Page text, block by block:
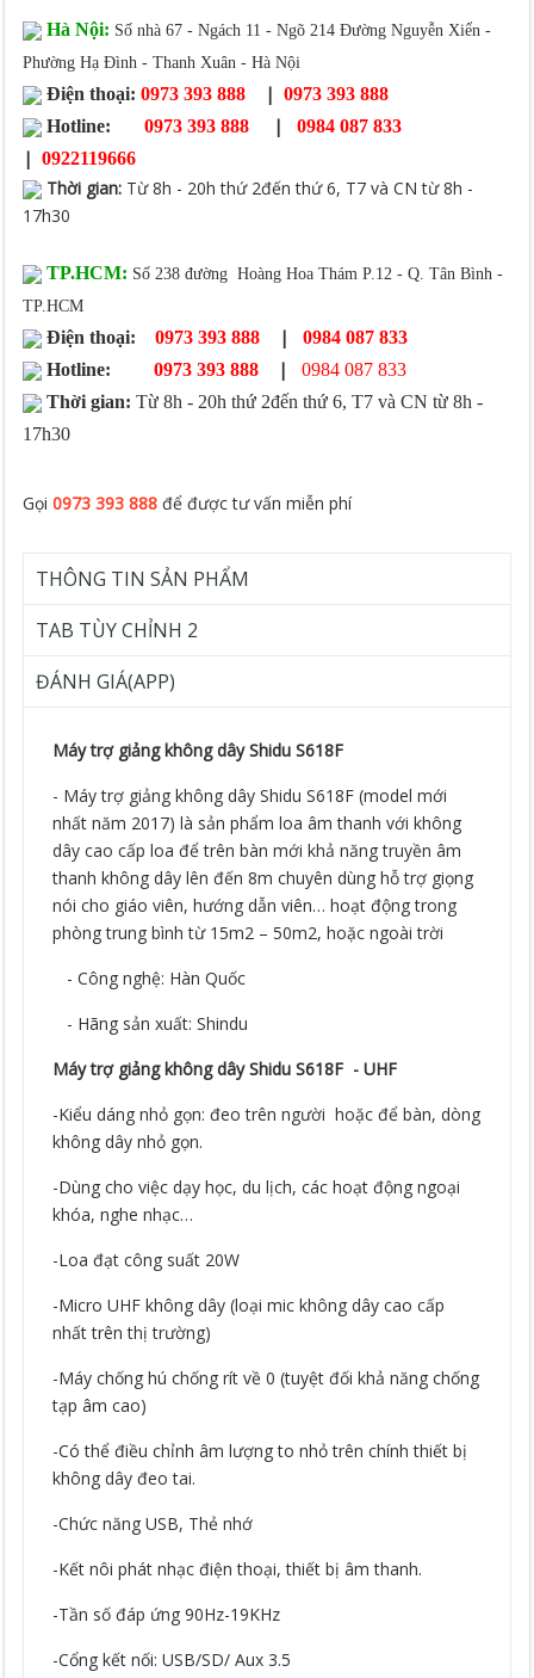
Hà Nội: Số nhà 67 - Ngách 11 - Ngõ 214 Đường Nguyễn Xiển -
Phường Hạ Đình - Thanh Xuân - Hà Nội
Điện thoại: 0973 393 888 |
0973 393 888
Hotline:
0973 393 888 | 0984 087 833
| 0922119666
Thời gian: Từ 8h - 20h thứ 2đến thứ 6, T7 và CN từ 8h -
17h30
TP.HCM: Số 238 đường Hoàng Hoa Thám P.12 - Q. Tân Bình -
TP.HCM
Điện thoại: 0973 393 888 |
0984 087 833
Hotline:
0973 393 888 |
0984 087 833
Thời gian: Từ 8h - 20h thứ 2đến thứ 6, T7 và CN từ 8h -
17h30
Gọi0973 393 888 để được tư vấn miễn phí
THÔNG TIN SẢN PHẨM
TAB TÙY CHỈNH 2
ĐÁNH GIÁ(APP)
Máy trợ giảng không dây Shidu S618F
- Máy trợ giảng không dây Shidu S618F (model mới
nhất năm 2017) là sản phẩm loa âm thanh với không
dây cao cấp loa để trên bàn mới khả năng truyền âm
thanh không dây lên đến 8m chuyên dùng hỗ trợ giọng
nói cho giáo viên, hướng dẫn viên… hoạt động trong
phòng trung bình từ 15m2 – 50m2, hoặc ngoài trời
- Công nghệ: Hàn Quốc
- Hãng sản xuất: Shindu
Máy trợ giảng không dây Shidu S618F - UHF
-Kiểu dáng nhỏ gọn: đeo trên người hoặc để bàn, dòng
không dây nhỏ gọn.
-Dùng cho việc dạy học, du lịch, các hoạt động ngoại
khóa, nghe nhạc…
-Loa đạt công suất 20W
-Micro UHF không dây (loại mic không dây cao cấp
nhất trên thị trường)
-Máy chống hú chống rít về 0 (tuyệt đối khả năng chống
tạp âm cao)
-Có thể điều chỉnh âm lượng to nhỏ trên chính thiết bị
không dây đeo tai.
-Chức năng USB, Thẻ nhớ
-Kết nôi phát nhạc điện thoại, thiết bị âm thanh.
-Tần số đáp ứng 90Hz-19KHz
-Cổng kết nối: USB/SD/ Aux 3.5